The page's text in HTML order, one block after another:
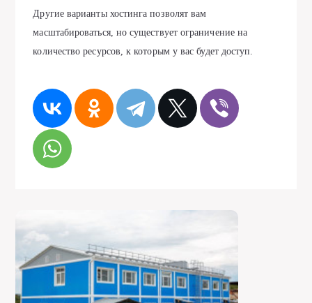
Другие варианты хостинга позволят вам
масштабироваться, но существует ограничение на
количество ресурсов, к которым у вас будет доступ.